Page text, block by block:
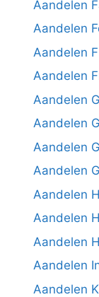
Aandelen
Aandelen
Aandelen
Aandelen
Aandelen
Aandelen
Aandelen
Aandelen
Aandelen
Aandelen
Aandelen
Aandelen
Aandelen